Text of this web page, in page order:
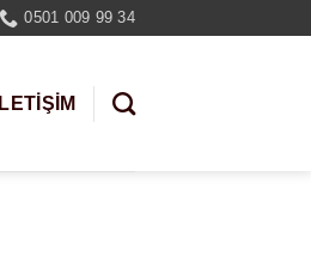
0501 009 99 34
İLETİŞİM